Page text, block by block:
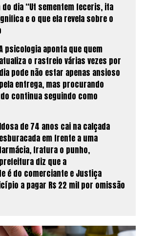
dia “Ut sementem feceris, ita
e o que ela revela sobre o
psicologia aponta que quem
atualiza o rastreio várias vezes por
dia pode não estar apenas ansioso
pela entrega, mas procurando
continua seguindo como
Idosa de 74 anos cai na calçada
esburacada em frente a uma
farmácia, fratura o punho,
prefeitura diz que a
é do comerciante e Justiça
a pagar R$ 22 mil por omissão